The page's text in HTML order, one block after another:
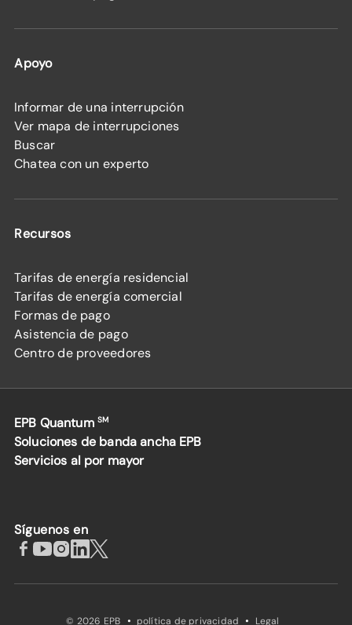
Apoyo
Informar de una interrupción
Ver mapa de interrupciones
Buscar
Chatea con un experto
Recursos
Tarifas de energía residencial
Tarifas de energía comercial
Formas de pago
Asistencia de pago
Centro de proveedores
EPB Quantum SM
Soluciones de banda ancha EPB
Servicios al por mayor
Síguenos en
© 2026 EPB · política de privacidad · Legal